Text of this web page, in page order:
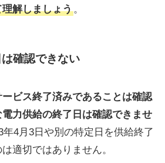
解しましょう。
確認できない
ビス終了済みであることは確認
力供給の終了日は確認できませ
4月3日や別の特定日を供給終了
適切ではありません。